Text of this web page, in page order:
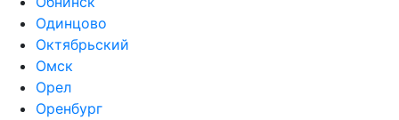
Одинцово
Октябрьский
Омск
Орел
Оренбург